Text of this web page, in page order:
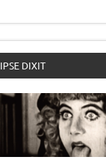
IPSE DIXIT